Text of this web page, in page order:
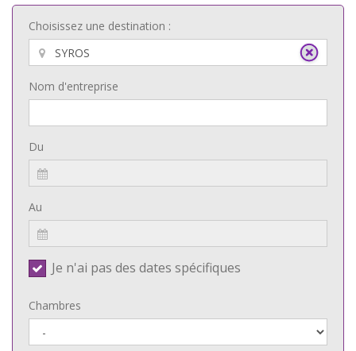
Choisissez une destination :
Nom d'entreprise
Du
Au
Je n'ai pas des dates spécifiques
Chambres